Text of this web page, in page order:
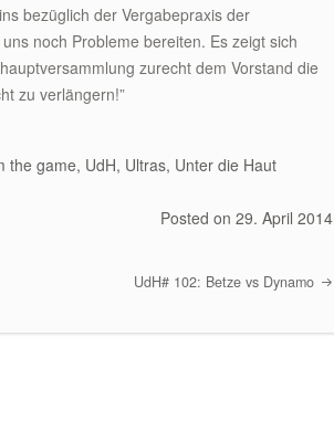
bezüglich der Vergabepraxis der
noch Probleme bereiten. Es zeigt sich
zurecht dem Vorstand die
zu verlängern!”
the game, UdH, Ultras, Unter die Haut
Posted on 29. April 2014
UdH# 102: Betze vs Dynamo